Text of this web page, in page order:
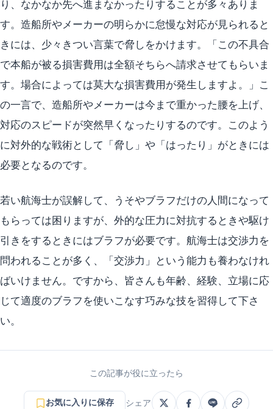
り、なかなか先へ進まなかったりすることが多々ありま
す。造船所やメーカーの明らかに怠慢な対応が見られると
きには、少々きつい言葉で脅しをかけます。「この不具合
で本船が被る損害費用は全額そちらへ請求させてもらいま
す。場合によっては莫大な損害費用が発生しますよ。」こ
の一言で、造船所やメーカーは今まで重かった腰を上げ、
対応のスピードが突然早くなったりするのです。このよう
に対外的な戦術として「脅し」や「はったり」がときには
必要となるのです。
若い航海士が誤解して、うそやブラフだけの人間になって
もらっては困りますが、外的な圧力に対抗するときや駆け
引きをするときにはブラフが必要です。航海士は交渉力を
問われることが多く、「交渉力」という能力も養わなけれ
ばいけません。ですから、皆さんも年齢、経験、立場に応
じて適度のブラフを使いこなす巧みな技を習得して下さ
い。
この記事が役に立ったら
お気に入りに保存 シェア